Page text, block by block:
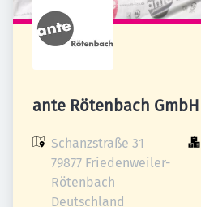
ante Rötenbach GmbH
Schanzstraße 31
79877 Friedenweiler-
Rötenbach
Deutschland